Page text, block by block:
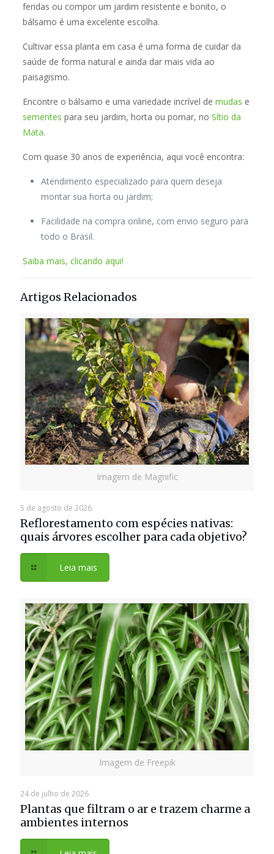
feridas ou compor um jardim resistente e bonito, o
bálsamo é uma excelente escolha.
Cultivar essa planta em casa é uma forma de cuidar da
saúde de forma natural e ainda dar mais vida ao
paisagismo.
Encontre o bálsamo e uma variedade incrível de mudas e
sementes para seu jardim, horta ou pomar, no Sítio da
Mata.
Com quase 30 anos de experiência, aqui você encontra:
Atendimento especializado para quem deseja
montar sua horta ou jardim;
Facilidade na compra online, com envio seguro para
todo o Brasil.
Saiba mais, clicando aqui!
Artigos Relacionados
Imagem de Magnific
5 de agosto de 2026
Reflorestamento com espécies nativas:
quais árvores escolher para cada objetivo?
Leia mais
Imagem de Freepik
24 de julho de 2026
Plantas que filtram o ar e trazem charme a
ambientes internos